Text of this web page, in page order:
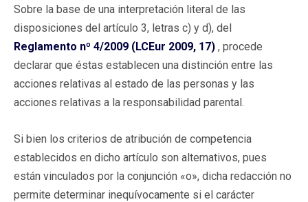
Sobre la base de una interpretación literal de las
disposiciones del artículo 3, letras c) y d), del
Reglamento nº 4/2009 (LCEur 2009, 17) , procede
declarar que éstas establecen una distinción entre las
acciones relativas al estado de las personas y las
acciones relativas a la responsabilidad parental.
Si bien los criterios de atribución de competencia
establecidos en dicho artículo son alternativos, pues
están vinculados por la conjunción «o», dicha redacción no
permite determinar inequívocamente si el carácter